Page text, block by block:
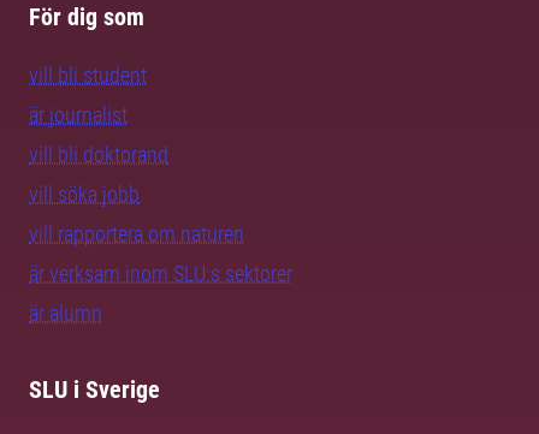
För dig som
vill bli student
är journalist
vill bli doktorand
vill söka jobb
vill rapportera om naturen
är verksam inom SLU:s sektorer
är alumn
SLU i Sverige